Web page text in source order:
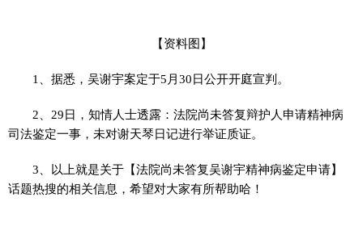
【资料图】
1、据悉，吴谢宇案定于5月30日公开开庭宣判。
2、29日，知情人士透露：法院尚未答复辩护人申请精神病
司法鉴定一事，未对谢天琴日记进行举证质证。
3、以上就是关于【法院尚未答复吴谢宇精神病鉴定申请】
话题热搜的相关信息，希望对大家有所帮助哈！